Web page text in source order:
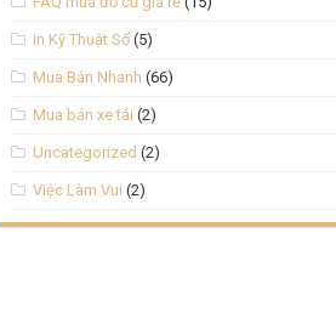
In Kỹ Thuật Số (5)
Mua Bán Nhanh (66)
Mua bán xe tải (2)
Uncategorized (2)
Việc Làm Vui (2)